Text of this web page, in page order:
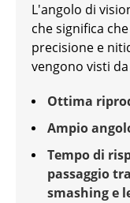
L'angolo di
che significa
precisione e
vengono visti
Ottima
Ampio
Tempo di
passaggio
smashing e